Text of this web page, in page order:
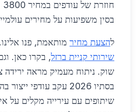
בסין משפיעות על מחירים
להצעת מחיר מותאמת, פנו
שירותי קניית ברזל, בקרו כאן.
שוק. ניתוח מעמיק מראה ירידה
בסתיו 2026 עקב עודפי
שיתופים עם עירייה מקלים על